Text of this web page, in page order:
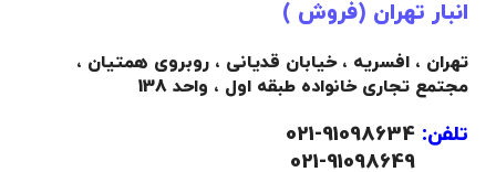
انبار تهران (فروش )
تهران ، افسریه ، خیابان قدیانی ، روبروی همتیان ،
مجتمع تجاری خانواده طبقه اول ، واحد 138
تلفن: